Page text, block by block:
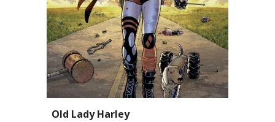
Old Lady Harley